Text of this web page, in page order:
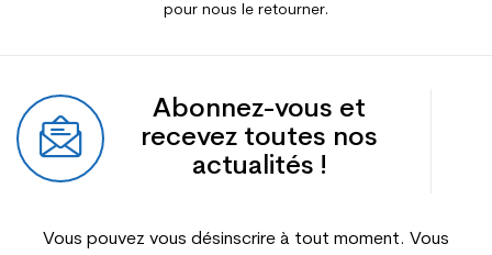
pour nous le retourner.
Abonnez-vous et
recevez toutes nos
actualités !
Vous pouvez vous désinscrire à tout moment. Vous